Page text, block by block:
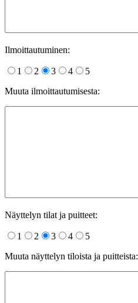
Ilmoittautuminen:
1 2 3 4
5
Muuta ilmoittautumisesta:
Näyttelyn tilat ja puitteet:
1 2 3 4
5
Muuta näyttelyn tiloista ja puitteista: